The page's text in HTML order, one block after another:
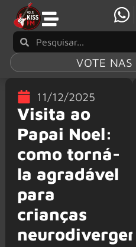
VOTE
11/12/2025
Visita ao
Papai Noel:
como torná-
la agradável
para
crianças